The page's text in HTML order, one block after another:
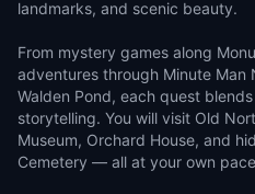
landmarks, and scenic beauty.
From mystery games along
adventures through Minute Man
Walden Pond, each quest
storytelling. You will visit Old
Museum, Orchard House, and
Cemetery — all at your own